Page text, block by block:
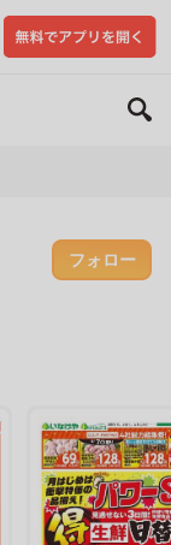
フォロー